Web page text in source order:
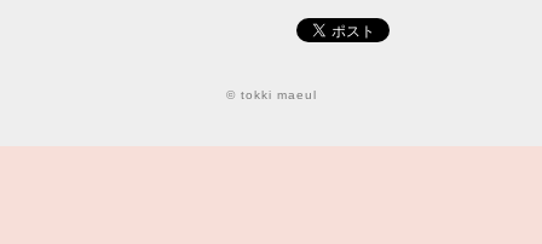
© tokki maeul